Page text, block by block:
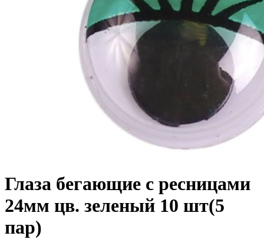
Глаза бегающие с ресницами
24мм цв. зеленый 10 шт(5
пар)